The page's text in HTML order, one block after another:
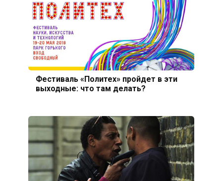
Фестиваль «Политех» пройдет в эти
выходные: что там делать?